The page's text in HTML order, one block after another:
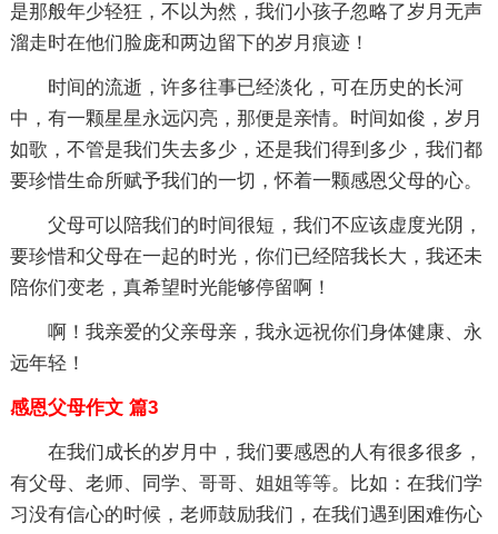
是那般年少轻狂，不以为然，我们小孩子忽略了岁月无声
溜走时在他们脸庞和两边留下的岁月痕迹！
时间的流逝，许多往事已经淡化，可在历史的长河
中，有一颗星星永远闪亮，那便是亲情。时间如俊，岁月
如歌，不管是我们失去多少，还是我们得到多少，我们都
要珍惜生命所赋予我们的一切，怀着一颗感恩父母的心。
父母可以陪我们的时间很短，我们不应该虚度光阴，
要珍惜和父母在一起的时光，你们已经陪我长大，我还未
陪你们变老，真希望时光能够停留啊！
啊！我亲爱的父亲母亲，我永远祝你们身体健康、永
远年轻！
感恩父母作文 篇3
在我们成长的岁月中，我们要感恩的人有很多很多，
有父母、老师、同学、哥哥、姐姐等等。比如：在我们学
习没有信心的时候，老师鼓励我们，在我们遇到困难伤心